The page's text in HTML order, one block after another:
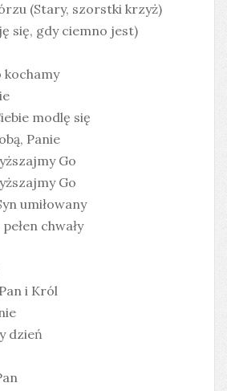
(Stary, szorstki krzyż)
się, gdy ciemno jest)
kochamy
modlę się
Panie
Go
Go
umiłowany
chwały
i Król
dzień